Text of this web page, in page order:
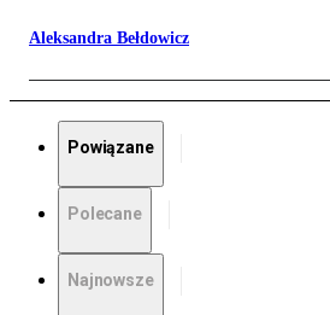
Aleksandra Bełdowicz
Powiązane
Polecane
Najnowsze